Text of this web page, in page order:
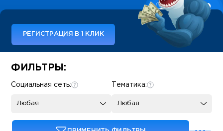
РЕГИСТРАЦИЯ В 1 КЛИК
Some SEO Title
ФИЛЬТРЫ:
Тематика:
Любая
Социальная сеть:
Любая